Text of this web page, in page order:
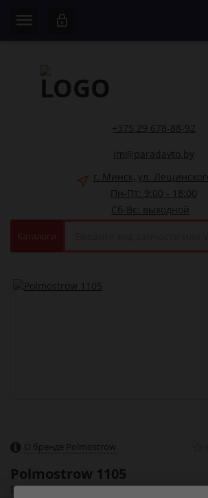
+375 29 678-88-92
im@paradavto.by
г. Минск, ул.
Пн-Пт: 9:00 - 18:00
Сб-Вс: выходной
Каталоги
О бренде Polmostrow
Polmostrow 1105
Глушитель задняя часть